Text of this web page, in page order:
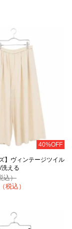
40%OFF
】ヴィンテージツイル
洗える
込）
（税込）